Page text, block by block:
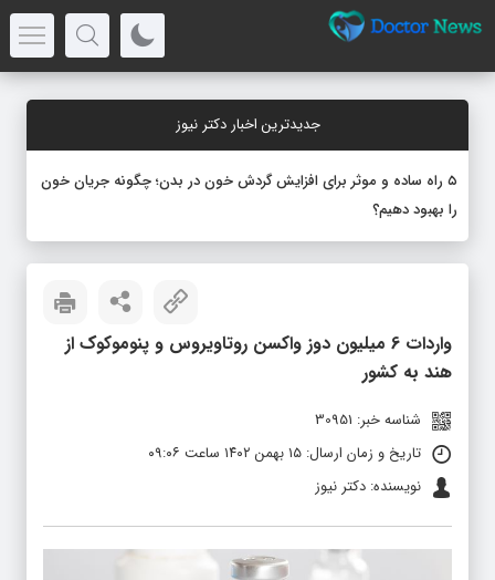
جدیدترین اخبار دکتر نیوز
۵ راه ساده و موثر برای افزایش گردش خون در بدن؛ چگونه جریان خون
را بهبود دهیم؟
واردات 6 میلیون دوز واکسن روتاویروس و پنوموکوک از
هند به کشور
شناسه خبر: 30951
تاریخ و زمان ارسال: ۱۵ بهمن ۱۴۰۲ ساعت ۰۹:۰۶
نویسنده: دکتر نیوز